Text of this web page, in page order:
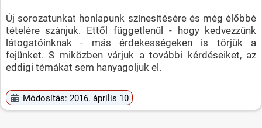
Új sorozatunkat honlapunk színesítésére és még élőbbé
tételére szánjuk. Ettől függetlenül - hogy kedvezzünk
látogatóinknak - más érdekességeken is törjük a
fejünket. S miközben várjuk a további kérdéseiket, az
eddigi témákat sem hanyagoljuk el.
Módosítás: 2016. április 10